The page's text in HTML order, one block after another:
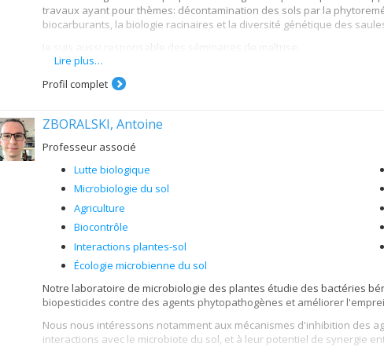
recherche transdisciplinaire qui relie biologie fondamentale,
Mots-clés des spécialisations de recherche:molecular plant
nature-based solutions, agrobiodiversity, agroecology, urban
transdisciplinary research, slow-tech
travaux ayant pour thèmes: décontamination des sols par la
biocarburants, la biologie racinaires et la diversité génétique des
Je suis aussi responsable des séminaires de maîtrise.
Lire plus…
Profil complet
ZBORALSKI, Antoine
Professeur associé
Lutte biologique
Microbiologie du sol
Agriculture
Biocontrôle
Interactions plantes-sol
Écologie microbienne du sol
Notre laboratoire de microbiologie des plantes étudie des bactéries
biopesticides contre des agents phytopathogènes et améliorer
Nous nous intéressons notamment aux mécanismes d'inhibition des
interactions avec le microbiote du sol, et à leur potentiel de synergie